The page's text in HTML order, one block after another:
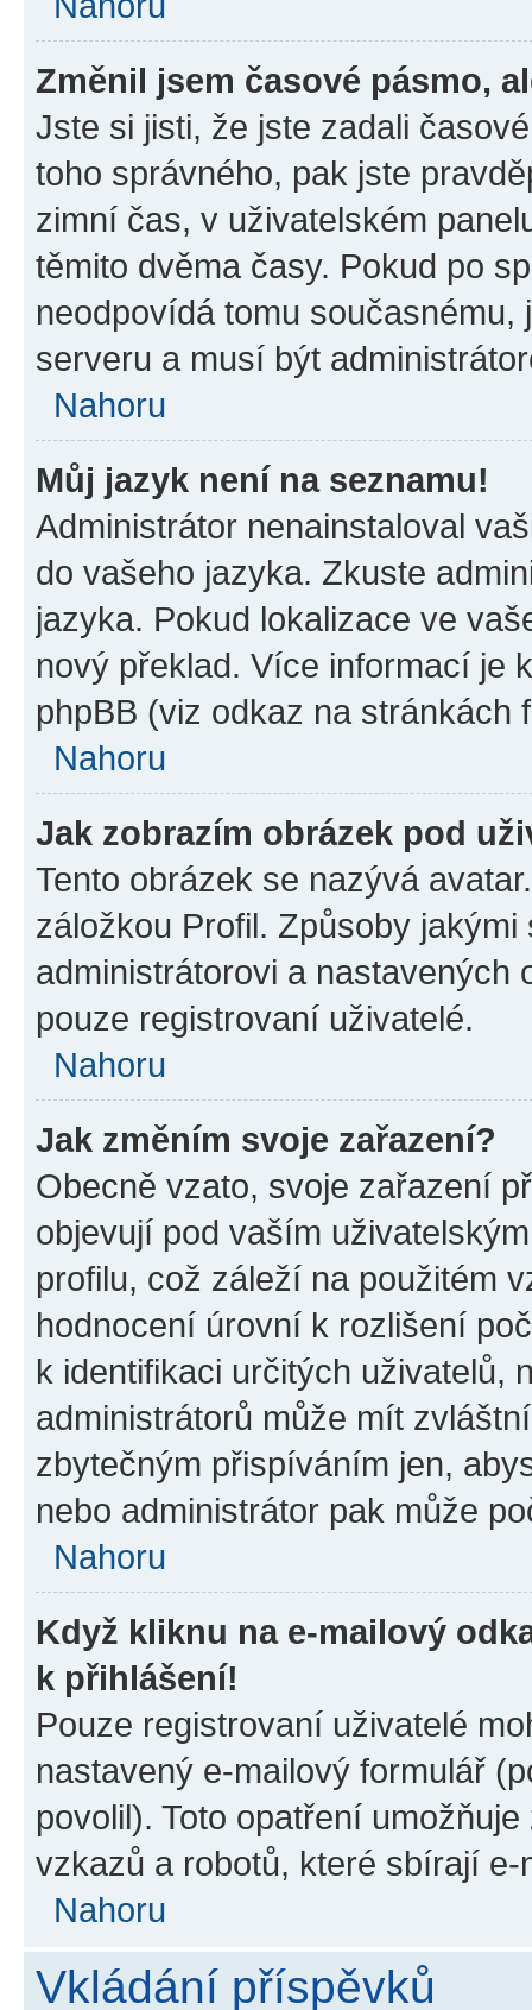
Změnil jsem časové pásmo,
Jste si jisti, že jste zadali
toho správného, pak jste
zimní čas, v uživatelském
těmito dvěma časy. Pokud po
neodpovídá tomu
serveru a musí být
Nahoru
Můj jazyk není na seznamu!
Administrátor nenainstaloval
do vašeho jazyka. Zkuste
jazyka. Pokud lokalizace ve
nový překlad. Více informací je
phpBB (viz odkaz na stránkách
Nahoru
Jak zobrazím obrázek pod
Tento obrázek se nazývá
záložkou Profil. Způsoby
administrátorovi a nastavených
pouze registrovaní uživatelé.
Nahoru
Jak změním svoje zařazení?
Obecně vzato, svoje zařazení
objevují pod vaším
profilu, což záleží na použitém
hodnocení úrovní k rozlišení
k identifikaci určitých uživatelů,
administrátorů může mít
zbytečným přispíváním jen,
nebo administrátor pak může
Nahoru
Když kliknu na e-mailový
k přihlášení!
Pouze registrovaní uživatelé
nastavený e-mailový formulář
povolil). Toto opatření
vzkazů a robotů, které sbírají e-
Nahoru
Vkládání příspěvků